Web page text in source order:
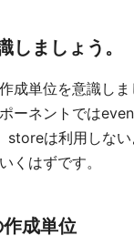
しましょう。
成単位を意識しま
ーネントでは
storeは利用しな
くはずです。
成単位